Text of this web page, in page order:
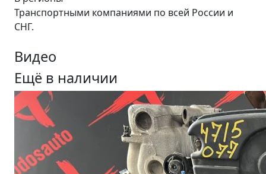
Транспортными компаниями по всей России и
СНГ.
Видео
Ещё в наличии